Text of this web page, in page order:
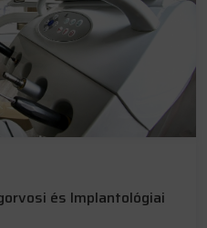
és Implantológiai